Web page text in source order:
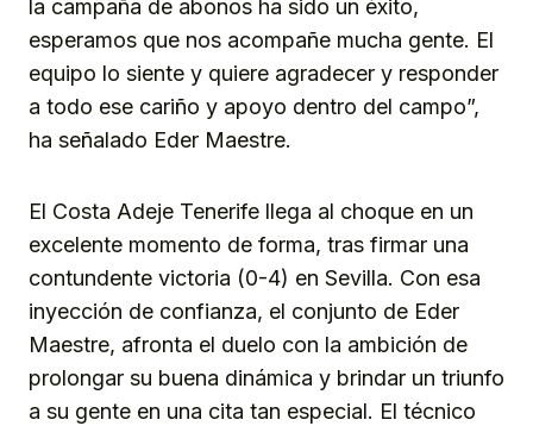
la campaña de abonos ha sido un éxito,
esperamos que nos acompañe mucha gente. El
equipo lo siente y quiere agradecer y responder
a todo ese cariño y apoyo dentro del campo”,
ha señalado Eder Maestre.
El Costa Adeje Tenerife llega al choque en un
excelente momento de forma, tras firmar una
contundente victoria (0-4) en Sevilla. Con esa
inyección de confianza, el conjunto de Eder
Maestre, afronta el duelo con la ambición de
prolongar su buena dinámica y brindar un triunfo
a su gente en una cita tan especial. El técnico